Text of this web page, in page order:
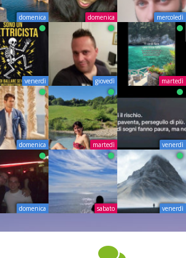
domenica domenica mercoledì
venerdì giovedì martedì
domenica martedì venerdì
domenica sabato venerdì